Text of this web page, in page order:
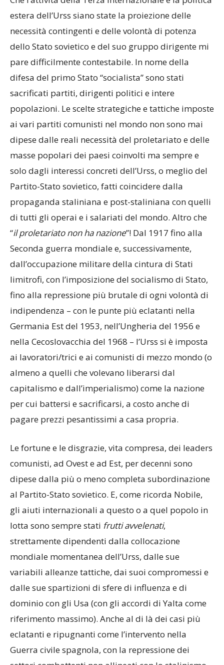
estera dell’Urss siano state la proiezione delle
necessità contingenti e delle volontà di potenza
dello Stato sovietico e del suo gruppo dirigente mi
pare difficilmente contestabile. In nome della
difesa del primo Stato “socialista” sono stati
sacrificati partiti, dirigenti politici e intere
popolazioni. Le scelte strategiche e tattiche imposte
ai vari partiti comunisti nel mondo non sono mai
dipese dalle reali necessità del proletariato e delle
masse popolari dei paesi coinvolti ma sempre e
solo dagli interessi concreti dell’Urss, o meglio del
Partito-Stato sovietico, fatti coincidere dalla
propaganda staliniana e post-staliniana con quelli
di tutti gli operai e i salariati del mondo. Altro che
“il proletariato non ha nazione”! Dal 1917 fino alla
Seconda guerra mondiale e, successivamente,
dall’occupazione militare della cintura di Stati
limitrofi, con l’imposizione del socialismo di Stato,
fino alla repressione più brutale di ogni volontà di
indipendenza – con le punte più eclatanti nella
Germania Est del 1953, nell’Ungheria del 1956 e
nella Cecoslovacchia del 1968 – l’Urss si è imposta
ai lavoratori/trici e ai comunisti di mezzo mondo (o
almeno a quelli che volevano liberarsi dal
capitalismo e dall’imperialismo) come la nazione
per cui battersi e sacrificarsi, a costo anche di
pagare prezzi pesantissimi a casa propria.
Le fortune e le disgrazie, vita compresa, dei leaders
comunisti, ad Ovest e ad Est, per decenni sono
dipese dalla più o meno completa subordinazione
al Partito-Stato sovietico. E, come ricorda Nobile,
gli aiuti internazionali a questo o a quel popolo in
lotta sono sempre stati frutti avvelenati,
strettamente dipendenti dalla collocazione
mondiale momentanea dell’Urss, dalle sue
variabili alleanze tattiche, dai suoi compromessi e
dalle sue spartizioni di sfere di influenza e di
dominio con gli Usa (con gli accordi di Yalta come
riferimento massimo). Anche al di là dei casi più
eclatanti e ripugnanti come l’intervento nella
Guerra civile spagnola, con la repressione dei